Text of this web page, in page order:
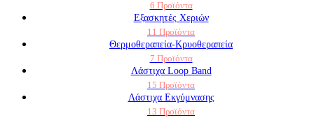
6 Προϊόντα
Εξασκητές Χεριών
11 Προϊόντα
Θερμοθεραπεία-Κρυοθεραπεία
7 Προϊόντα
Λάστιχα Loop Band
15 Προϊόντα
Λάστιχα Εκγύμνασης
13 Προϊόντα